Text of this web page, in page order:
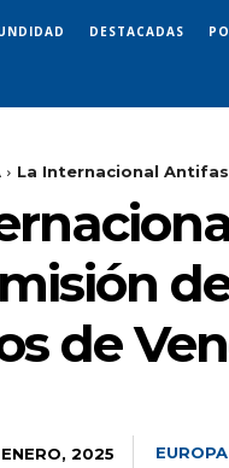
DESTACADAS
La Internacional
de
2025